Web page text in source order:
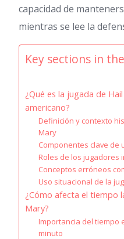
capacidad de
mientras se lee la
Key sections in
¿Qué es la jugada de
americano?
Definición y contexto
Mary
Componentes clave de
Roles de los jugadores
Conceptos erróneos
Uso situacional de la
¿Cómo afecta el tiempo
Mary?
Importancia del tiempo
minuto